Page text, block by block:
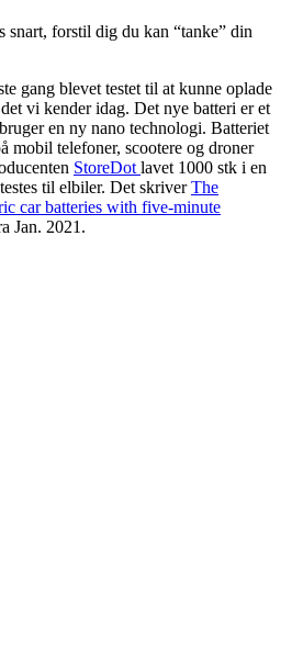
snart, forstil dig du kan “tanke” din
gang blevet testet til at kunne oplade
vi kender idag. Det nye batteri er et
en ny nano technologi. Batteriet
mobil telefoner, scootere og droner
StoreDot lavet 1000 stk i en
til elbiler. Det skriverThe
car batteries with five-minute
Jan. 2021.